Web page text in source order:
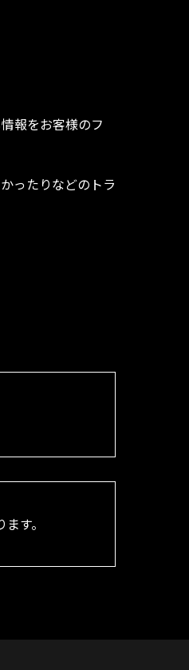
報をお客様のフ
ったりなどのトラ
す。